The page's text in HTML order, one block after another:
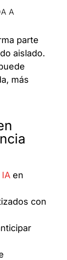
A
parte
aislado.
más
IA en
con